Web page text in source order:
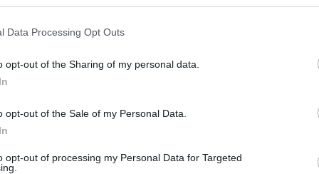
Data Processing Opt Outs
opt-out of the Sharing of my personal data.
opt-out of the Sale of my Personal Data.
opt-out of processing my Personal Data for Targeted
tygodni trwają zapisy grupy pierwszej na szczepienia przeciwko